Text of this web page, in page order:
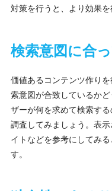
対策を行うと、より効果を
検索意図に合
価値あるコンテンツ作り
索意図が合致しているか
ザーが何を求めて検索す
調査してみましょう。表
イトなどを参考にしてみ
す。